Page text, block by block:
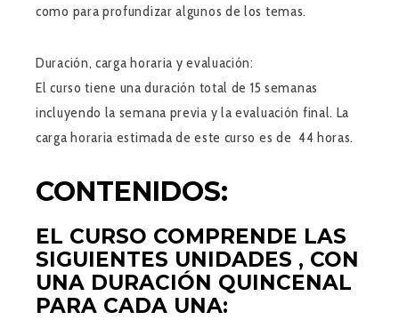
como para profundizar algunos de los temas.
Duración, carga horaria y evaluación:
El curso tiene una duración total de 15 semanas
incluyendo la semana previa y la evaluación final. La
carga horaria estimada de este curso es de 44 horas.
CONTENIDOS:
EL CURSO COMPRENDE LAS
SIGUIENTES UNIDADES , CON
UNA DURACIÓN QUINCENAL
PARA CADA UNA: